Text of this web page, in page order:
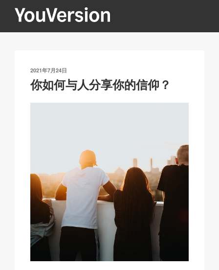
YOUVERSION
Seeking God every day.
发
布
于
2021年7月24日
你如何与人分享你的信仰？